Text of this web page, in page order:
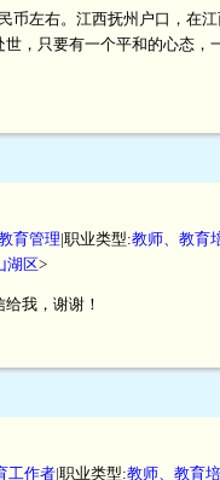
左右。江西抚州户口，在
，只要有一个平和的心态，
育管理|职业类型:教师、教育
湖区>
我，谢谢！
工作者|职业类型:教师、教育